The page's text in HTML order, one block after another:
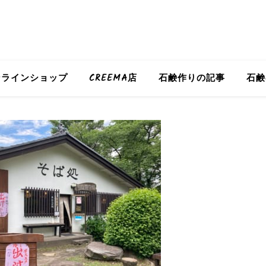
インショップ CREEMA店 石鹸作りの記事 石